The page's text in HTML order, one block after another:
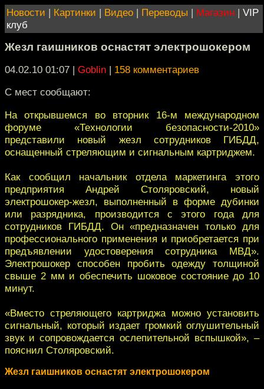
Новости | Картинки | Видео | Переводы | Магазин | VIP
клуб
Жезл гаишников оснастят электрошокером
04.02.10 01:07 | Goblin | 158 комментариев
С мест сообщают:
На открывшемся во вторник 16-м международном
форуме «Технологии безопасности-2010»
представили новый жезл сотрудников ГИБДД,
оснащенный стреляющим и сигнальным картриджем.
Как сообщил начальник отдела маркетинга этого
предприятия Андрей Столяровский, новый
электрошокер-жезл, выполненный в форме дубинки
или разрядника, производится с этого года для
сотрудников ГИБДД. Он «предназначен только для
профессионального применения и приобретается при
предъявлении удостоверения сотрудника МВД».
Электрошокер способен пробить одежду толщиной
свыше 2 мм и обеспечить шоковое состояние до 10
минут.
«Вместо стреляющего картриджа можно установить
сигнальный, который издает громкий оглушительный
звук и сопровождается ослепительной вспышкой», –
пояснил Столяровский.
Жезл гаишников оснастят электрошокером